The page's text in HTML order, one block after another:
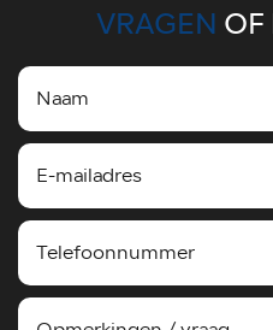
VRAGEN OF